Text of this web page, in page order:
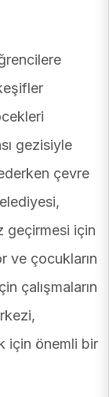
gezisiyle
çevre
geçirmesi için
ve çocukların
çalışmaların
için önemli bir